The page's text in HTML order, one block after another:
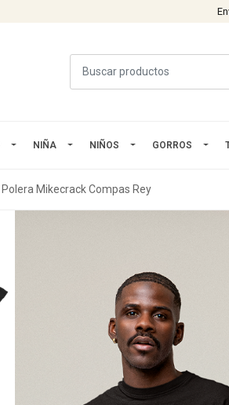
NIÑA NIÑOS GORROS
Polera Mikecrack Compas Rey